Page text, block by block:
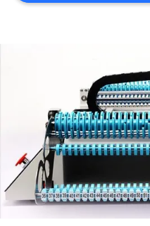
KEBIJAKAN